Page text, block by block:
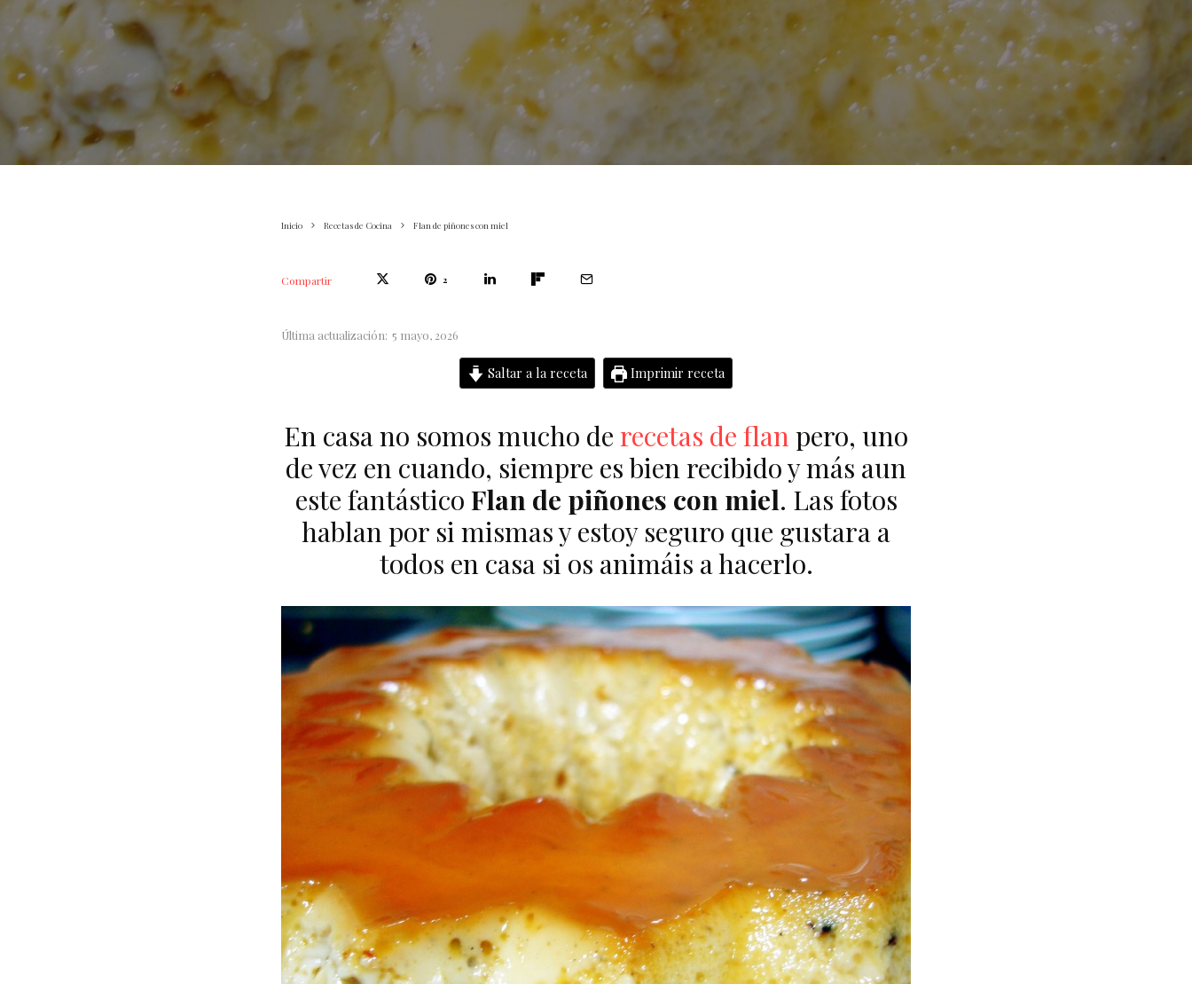
Inicio Recetas de Cocina Flan de piñones con miel
Compartir 2
Última actualización: 5 mayo, 2026
Saltar a la receta Imprimir receta
En casa no somos mucho de recetas de flanpero, uno
de vez en cuando, siempre es bien recibido y más aun
este fantástico Flan de piñones con miel. Las fotos
hablan por si mismas y estoy seguro que gustara a
todos en casa si os animáis a hacerlo.